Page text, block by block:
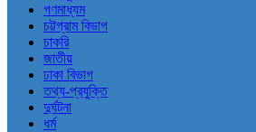
গণমাধ্যম
চট্টগ্রাম বিভাগ
চাকরি
জাতীয়
ঢাকা বিভাগ
তথ্য-প্রযুক্তি
দুর্ঘটনা
ধর্ম